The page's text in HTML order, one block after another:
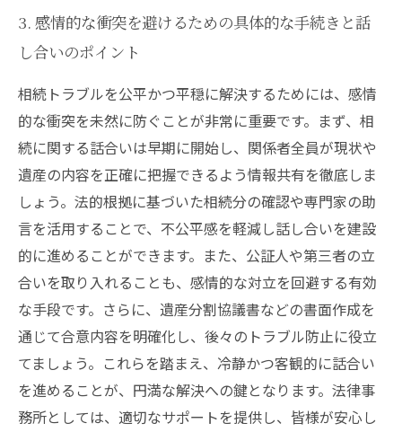
3. 感情的な衝突を避けるための具体的な手続きと話
し合いのポイント
相続トラブルを公平かつ平穏に解決するためには、感情
的な衝突を未然に防ぐことが非常に重要です。まず、相
続に関する話合いは早期に開始し、関係者全員が現状や
遺産の内容を正確に把握できるよう情報共有を徹底しま
しょう。法的根拠に基づいた相続分の確認や専門家の助
言を活用することで、不公平感を軽減し話し合いを建設
的に進めることができます。また、公証人や第三者の立
合いを取り入れることも、感情的な対立を回避する有効
な手段です。さらに、遺産分割協議書などの書面作成を
通じて合意内容を明確化し、後々のトラブル防止に役立
てましょう。これらを踏まえ、冷静かつ客観的に話合い
を進めることが、円満な解決への鍵となります。法律事
務所としては、適切なサポートを提供し、皆様が安心し